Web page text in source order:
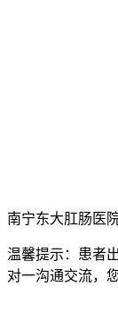
南宁东大肛肠医
温馨提示：患者
对一沟通交流，